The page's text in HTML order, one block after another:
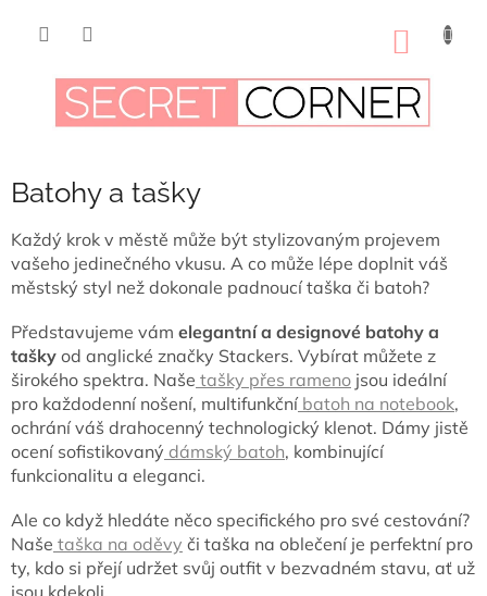
Batohy a tašky
Každý krok v městě může být stylizovaným projevem
vašeho jedinečného vkusu. A co může lépe doplnit váš
městský styl než dokonale padnoucí taška či batoh?
Představujeme vám elegantní a designové batohy a
tašky od anglické značky Stackers. Vybírat můžete z
širokého spektra. Naše tašky přes rameno jsou ideální
pro každodenní nošení, multifunkčníbatoh na notebook,
ochrání váš drahocenný technologický klenot. Dámy jistě
ocení sofistikovaný dámský batoh, kombinující
funkcionalitu a eleganci.
Ale co když hledáte něco specifického pro své cestování?
Naše taška na oděvy či taška na oblečení je perfektní pro
ty, kdo si přejí udržet svůj outfit v bezvadném stavu, ať už
jsou kdekoli.